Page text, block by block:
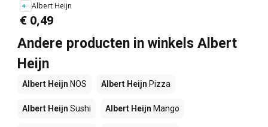
Albert Heijn
€ 0,49
Andere producten in winkels Albert
Heijn
Albert Heijn NOS Albert Heijn Pizza
Albert Heijn Sushi Albert Heijn Mango